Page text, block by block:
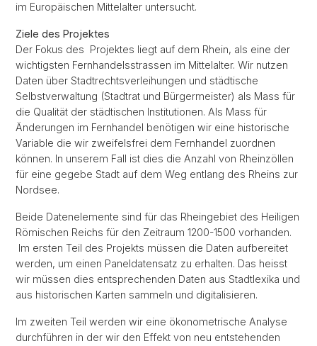
im Europäischen Mittelalter untersucht.
Ziele des Projektes
Der Fokus des Projektes liegt auf dem Rhein, als eine der
wichtigsten Fernhandelsstrassen im Mittelalter. Wir nutzen
Daten über Stadtrechtsverleihungen und städtische
Selbstverwaltung (Stadtrat und Bürgermeister) als Mass für
die Qualität der städtischen Institutionen. Als Mass für
Änderungen im Fernhandel benötigen wir eine historische
Variable die wir zweifelsfrei dem Fernhandel zuordnen
können. In unserem Fall ist dies die Anzahl von Rheinzöllen
für eine gegebe Stadt auf dem Weg entlang des Rheins zur
Nordsee.
Beide Datenelemente sind für das Rheingebiet des Heiligen
Römischen Reichs für den Zeitraum 1200-1500 vorhanden.
Im ersten Teil des Projekts müssen die Daten aufbereitet
werden, um einen Paneldatensatz zu erhalten. Das heisst
wir müssen dies entsprechenden Daten aus Stadtlexika und
aus historischen Karten sammeln und digitalisieren.
Im zweiten Teil werden wir eine ökonometrische Analyse
durchführen in der wir den Effekt von neu entstehenden